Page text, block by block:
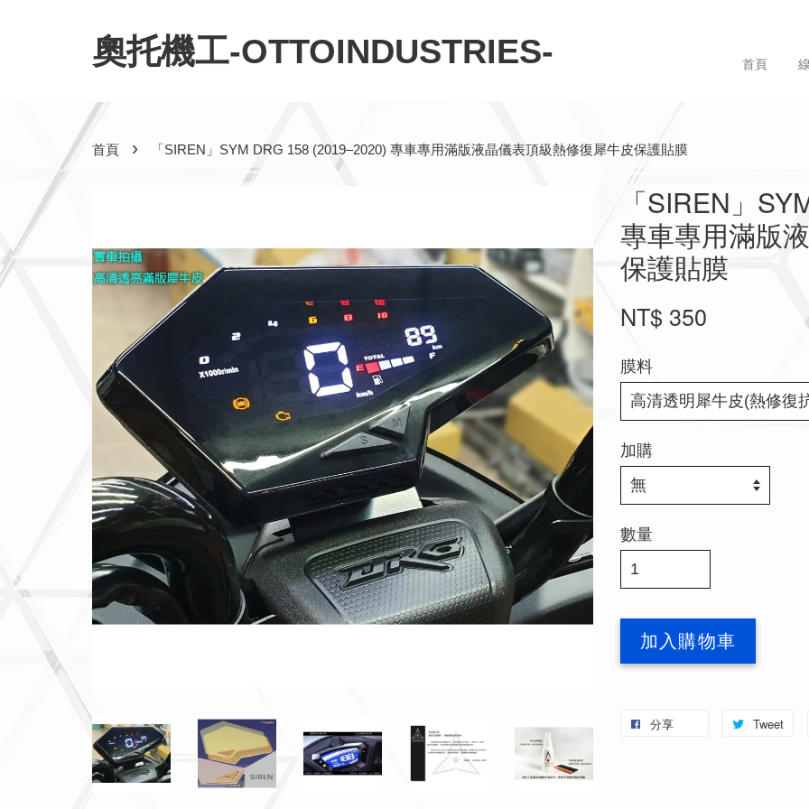
奧托機工-OTTOINDUSTRIES- 首頁
首頁 › 「SIREN」SYM DRG 158 (2019–2020) 專車專用滿版液晶儀表頂級熱修復犀牛皮保護貼膜
「SIREN」
專車專用滿版
保護貼膜
NT$ 350
膜料
加購
數量
加入購物車
分享 Tweet